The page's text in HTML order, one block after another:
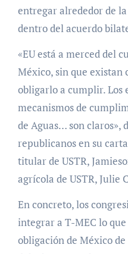
entregar alrededor de
dentro del acuerdo
«EU está a merced del
México, sin que existan
obligarlo a cumplir. Los
mecanismos de
de Aguas… son claros»,
republicanos en su
titular de USTR,
agrícola de USTR, Julie
En concreto, los
integrar a T-MEC lo
obligación de México